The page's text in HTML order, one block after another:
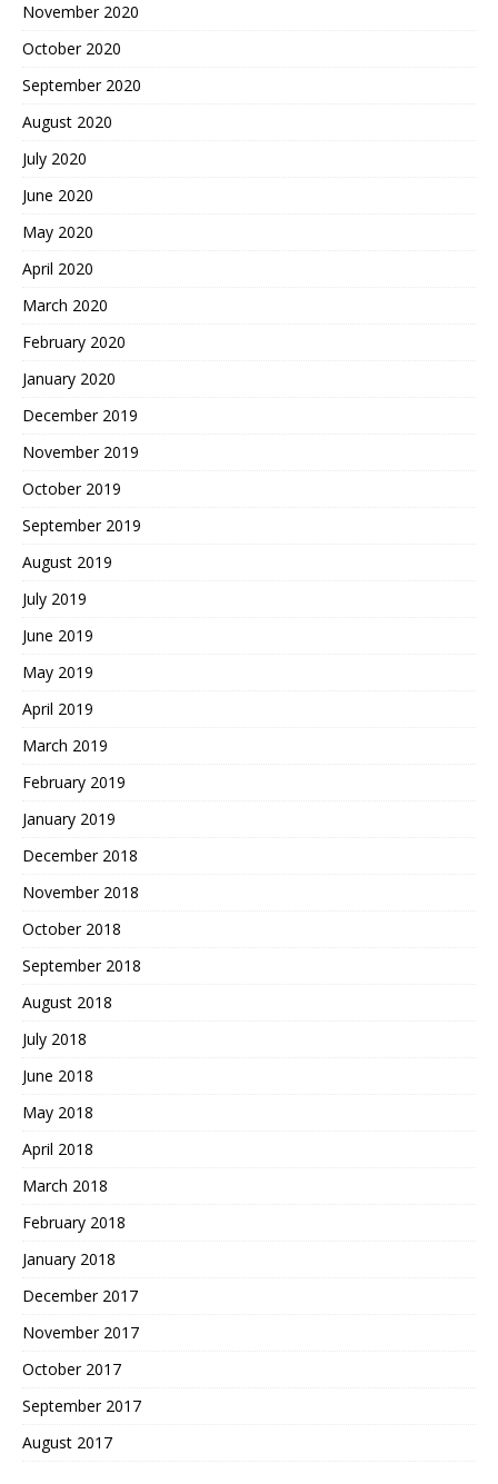
November 2020
October 2020
September 2020
August 2020
July 2020
June 2020
May 2020
April 2020
March 2020
February 2020
January 2020
December 2019
November 2019
October 2019
September 2019
August 2019
July 2019
June 2019
May 2019
April 2019
March 2019
February 2019
January 2019
December 2018
November 2018
October 2018
September 2018
August 2018
July 2018
June 2018
May 2018
April 2018
March 2018
February 2018
January 2018
December 2017
November 2017
October 2017
September 2017
August 2017